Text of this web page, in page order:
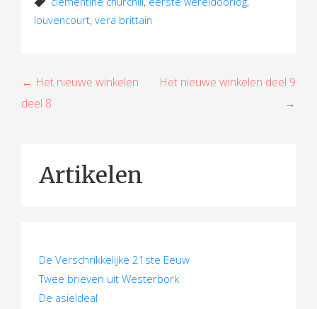
louvencourt,vera brittain
B
e
← Het nieuwe winkelen
deel 8
Het nieuwe winkelen deel 9
→
Artikelen
De Verschrikkelijke 21ste Eeuw
Twee brieven uit Westerbork
De asieldeal